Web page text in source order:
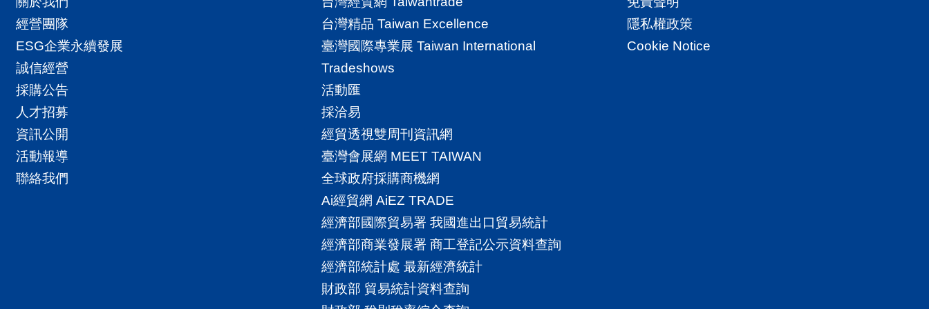
經營團隊
ESG企業永續發展
誠信經營
採購公告
人才招募
資訊公開
活動報導
聯絡我們
台灣精品 Taiwan Excellence
臺灣國際專業展 Taiwan International
Tradeshows
活動匯
採洽易
經貿透視雙周刊資訊網
臺灣會展網 MEET TAIWAN
全球政府採購商機網
Ai經貿網 AiEZ TRADE
經濟部國際貿易署 我國進出口貿易統計
經濟部商業發展署 商工登記公示資料查詢
經濟部統計處 最新經濟統計
財政部 貿易統計資料查詢
隱私權政策
Cookie Notice